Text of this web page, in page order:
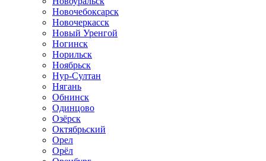
Новочебоксарск
Новочеркасск
Новый Уренгой
Ногинск
Норильск
Ноябрьск
Нур-Султан
Нягань
Обнинск
Одинцово
Озёрск
Октябрьский
Орел
Орёл